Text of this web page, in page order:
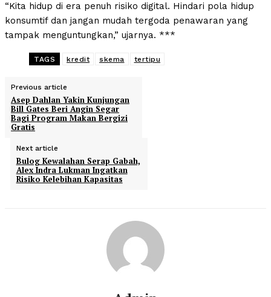
“Kita hidup di era penuh risiko digital. Hindari pola hidup
konsumtif dan jangan mudah tergoda penawaran yang
tampak menguntungkan,” ujarnya. ***
TAGS kredit skema tertipu
Previous article
Asep Dahlan Yakin Kunjungan
Bill Gates Beri Angin Segar
Bagi Program Makan Bergizi
Gratis
Next article
Bulog Kewalahan Serap Gabah,
Alex Indra Lukman Ingatkan
Risiko Kelebihan Kapasitas